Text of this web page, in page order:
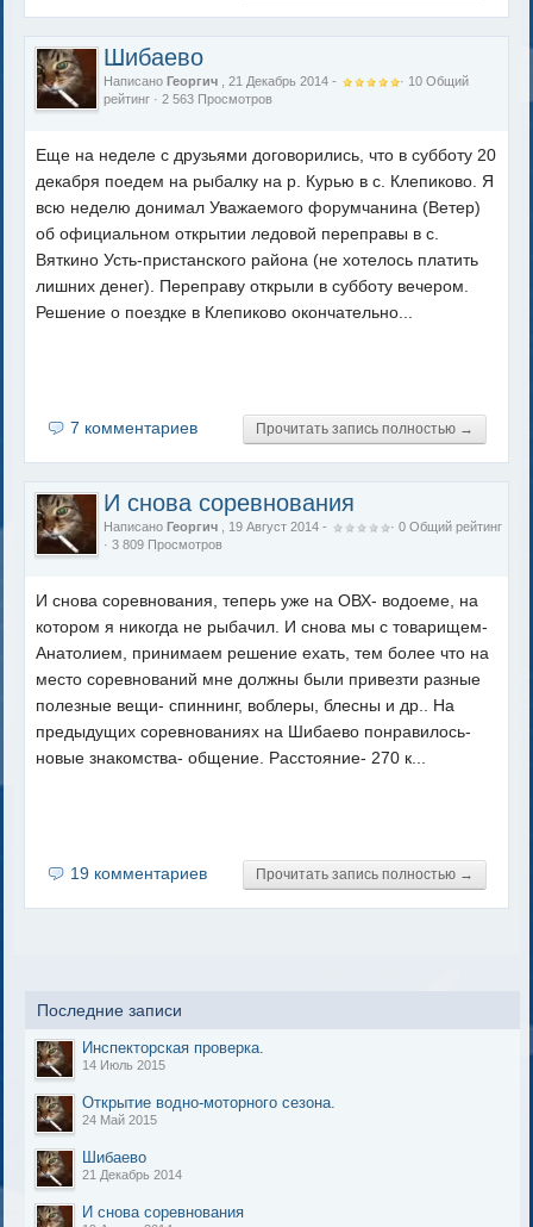
Шибаево
НаписаноГеоргич , 21 Декабрь 2014 - · 10 Общий
рейтинг · 2 563 Просмотров
Еще на неделе с друзьями договорились, что в субботу 20
декабря поедем на рыбалку на р. Курью в с. Клепиково. Я
всю неделю донимал Уважаемого форумчанина (Ветер)
об официальном открытии ледовой переправы в с.
Вяткино Усть-пристанского района (не хотелось платить
лишних денег). Переправу открыли в субботу вечером.
Решение о поездке в Клепиково окончательно...
Прочитать запись полностью →
7 комментариев
И снова соревнования
НаписаноГеоргич , 19 Август 2014 - ·0 Общий рейтинг
· 3 809 Просмотров
И снова соревнования, теперь уже на ОВХ- водоеме, на
котором я никогда не рыбачил. И снова мы с товарищем-
Анатолием, принимаем решение ехать, тем более что на
место соревнований мне должны были привезти разные
полезные вещи- спиннинг, воблеры, блесны и др.. На
предыдущих соревнованиях на Шибаево понравилось-
новые знакомства- общение. Расстояние- 270 к...
Прочитать запись полностью →
19 комментариев
Последние записи
Инспекторская проверка.
14 Июль 2015
Открытие водно-моторного сезона.
24 Май 2015
Шибаево
21 Декабрь 2014
И снова соревнования